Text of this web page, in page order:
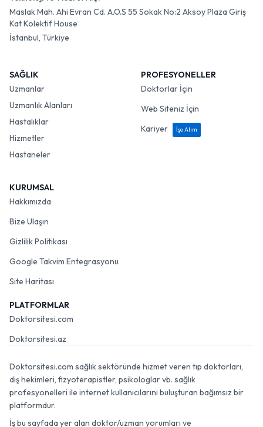
Maslak Mah. Ahi Evran Cd. A.O.S 55 Sokak No:2 Aksoy Plaza Giriş
Kat Kolektif House
İstanbul, Türkiye
SAĞLIK
Uzmanlar
Uzmanlık Alanları
Hastalıklar
Hizmetler
Hastaneler
PROFESYONELLER
Doktorlar İçin
Web Siteniz İçin
Kariyer
İşe Alım
KURUMSAL
Hakkımızda
Bize Ulaşın
Gizlilik Politikası
Google Takvim Entegrasyonu
Site Haritası
PLATFORMLAR
Doktorsitesi.com
Doktorsitesi.az
Doktorsitesi.com sağlık sektöründe hizmet veren tıp doktorları,
diş hekimleri, fizyoterapistler, psikologlar vb. sağlık
profesyonelleri ile internet kullanıcılarını buluşturan bağımsız bir
platformdur.
İş bu sayfada yer alan doktor/uzman yorumları ve